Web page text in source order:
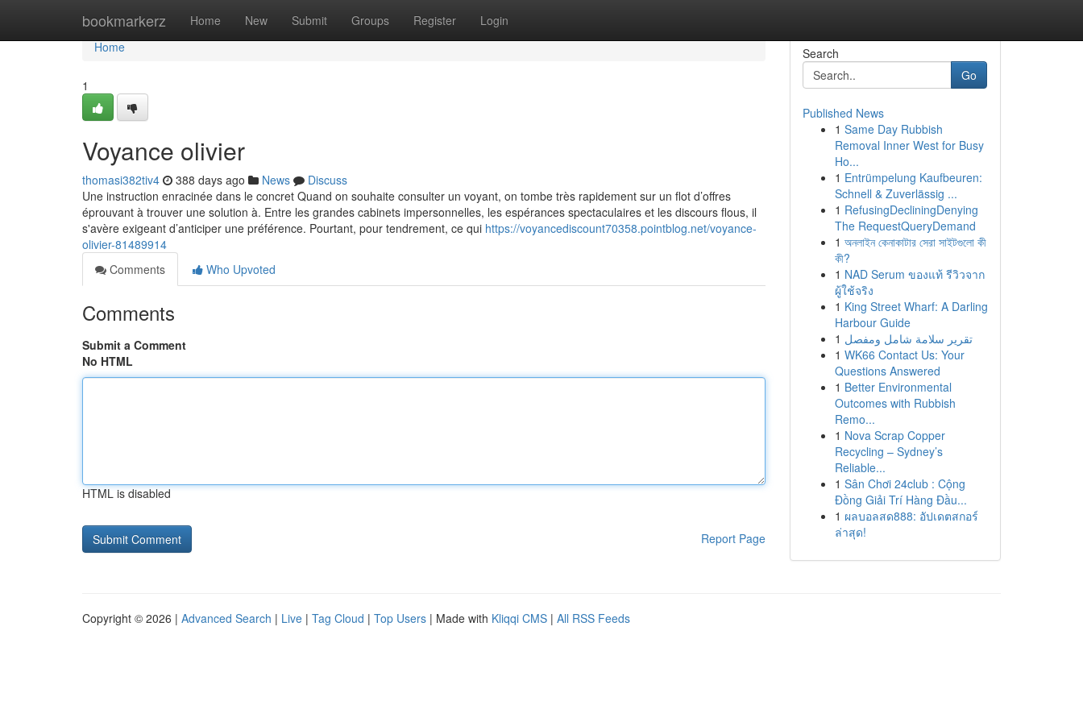
bookmarkerz Home New Submit Groups Register Login
Home
Home
1
Voyance olivier
thomasi382tiv4 388 days ago News
Discuss
Une instruction enracinée dans le concret Quand on souhaite consulter un voyant, on tombe très rapidement sur un flot d’offres
éprouvant à trouver une solution à. Entre les grandes cabinets impersonnelles, les espérances spectaculaires et les discours flous, il
s'avère exigeant d’anticiper une préférence. Pourtant, pour tendrement, ce qui https://voyancediscount70358.pointblog.net/voyance-
olivier-81489914
Comments
Who Upvoted
Comments
Submit a Comment
No HTML
HTML is disabled
Report Page
Search
Go
Published News
1 Same Day Rubbish
Removal Inner West for Busy
Ho...
1 Entrümpelung Kaufbeuren:
Schnell & Zuverlässig ...
1 RefusingDecliningDenying
The RequestQueryDemand
1 অনলাইন কেনাকাটার সেরা সাইটগুলো কী
কী?
1 NAD Serum ของแท้ รีวิวจาก
ผู้ใช้จริง
1 King Street Wharf: A Darling
Harbour Guide
1 تقرير سلامة شامل ومفصل
1 WK66 Contact Us: Your
Questions Answered
1 Better Environmental
Outcomes with Rubbish
Remo...
1 Nova Scrap Copper
Recycling – Sydney’s
Reliable...
1 Sân Chơi 24club : Cộng
Đồng Giải Trí Hàng Đầu...
1 ผลบอลสด888: อัปเดตสกอร์
ล่าสุด!
Copyright © 2026 | Advanced Search | Live | Tag Cloud | Top Users | Made with Kliqqi CMS | All RSS Feeds